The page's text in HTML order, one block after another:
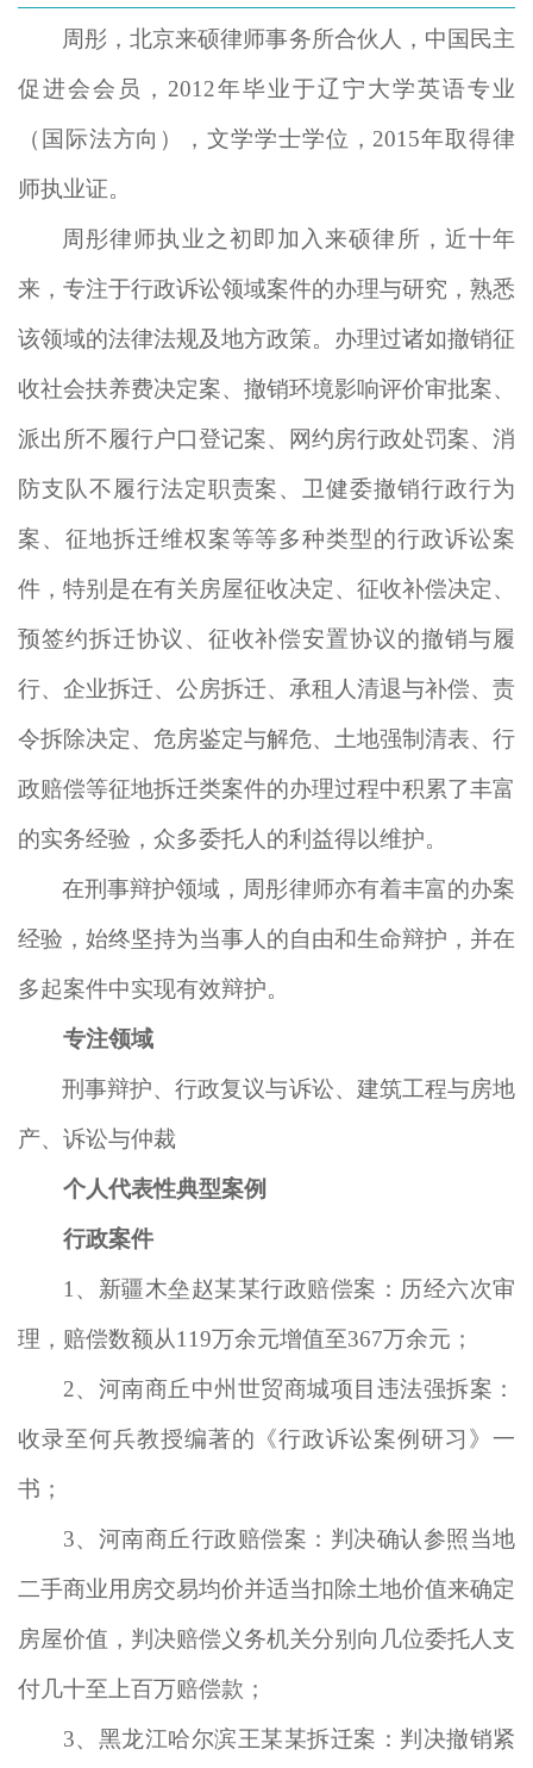
周彤，北京来硕律师事务所合伙人，中国民主
促进会会员，2012年毕业于辽宁大学英语专业
（国际法方向），文学学士学位，2015年取得律
师执业证。
周彤律师执业之初即加入来硕律所，近十年
来，专注于行政诉讼领域案件的办理与研究，熟悉
该领域的法律法规及地方政策。办理过诸如撤销征
收社会扶养费决定案、撤销环境影响评价审批案、
派出所不履行户口登记案、网约房行政处罚案、消
防支队不履行法定职责案、卫健委撤销行政行为
案、征地拆迁维权案等等多种类型的行政诉讼案
件，特别是在有关房屋征收决定、征收补偿决定、
预签约拆迁协议、征收补偿安置协议的撤销与履
行、企业拆迁、公房拆迁、承租人清退与补偿、责
令拆除决定、危房鉴定与解危、土地强制清表、行
政赔偿等征地拆迁类案件的办理过程中积累了丰富
的实务经验，众多委托人的利益得以维护。
在刑事辩护领域，周彤律师亦有着丰富的办案
经验，始终坚持为当事人的自由和生命辩护，并在
多起案件中实现有效辩护。
专注领域
刑事辩护、行政复议与诉讼、建筑工程与房地
产、诉讼与仲裁
个人代表性典型案例
行政案件
1 、新疆木垒赵某某行政赔偿案：历经六次审
理，赔偿数额从119万余元增值至367万余元；
2、河南商丘中州世贸商城项目违法强拆案：
收录至何兵教授编著的《行政诉讼案例研习》一
书；
3、河南商丘行政赔偿案：判决确认参照当地
二手商业用房交易均价并适当扣除土地价值来确定
房屋价值，判决赔偿义务机关分别向几位委托人支
付几十至上百万赔偿款；
3、黑龙江哈尔滨王某某拆迁案：判决撤销紧